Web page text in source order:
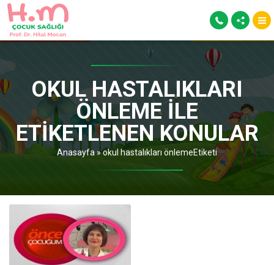
OKUL HASTALIKLARI
ÖNLEME ILE
ETIKETLENEN KONULAR
Anasayfa»okul hastalıkları önlemeEtiketi